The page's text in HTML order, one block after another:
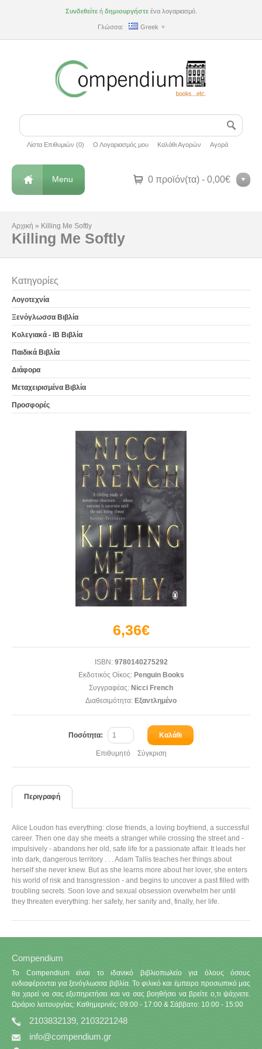
Συνδεθείτεή δημιουργήστεένα λογαριασμό.
Γλώσσα: Greek
Λίστα Επιθυμιών (0) Ο Λογαριασμός μου Καλάθι Αγορών Αγορά
0 προϊόν(τα) - 0,00€
Menu
Αρχική » Killing Me Softly
Killing Me Softly
Κατηγορίες
Λογοτεχνία
Ξενόγλωσσα Βιβλία
Κολεγιακά - IB Βιβλία
Παιδικά Βιβλία
Διάφορα
Μεταχειρισμένα Βιβλία
Προσφορές
6,36€
ISBN:9780140275292
Εκδοτικός Οίκος: Penguin Books
Συγγραφέας: Nicci French
Διαθεσιμότητα: Εξαντλημένο
Ποσότητα: Καλάθι
Επιθυμητό Σύγκριση
Περιγραφή
Alice Loudon has everything: close friends, a loving boyfriend, a successful
career. Then one day she meets a stranger while crossing the street and -
impulsively - abandons her old, safe life for a passionate affair. It leads her
into dark, dangerous territory . . . Adam Tallis teaches her things about
herself she never knew. But as she learns more about her lover, she enters
his world of risk and transgression - and begins to uncover a past filled with
troubling secrets. Soon love and sexual obsession overwhelm her until
they threaten everything: her safety, her sanity and, finally, her life.
Compendium
Το Compendium είναι το ιδανικό βιβλιοπωλείο για όλους όσους
ενδιαφέρονται για ξενόγλωσσα βιβλία. Το φιλικό και έμπειρο προσωπικό μας
θα χαρεί να σας εξυπηρετήσει και να σας βοηθήσει να βρείτε ο,τι ψάχνετε.
Ωράριο λειτουργίας: Καθημερινές: 09:00 - 17:00 & Σάββατο: 10:00 - 15:00
2103832139, 2103221248
info@compendium.gr